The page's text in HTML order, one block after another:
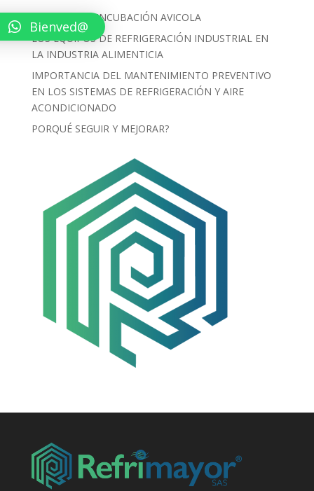
PROCESO DE INCUBACIÓN AVICOLA
LOS EQUIPOS DE REFRIGERACIÓN INDUSTRIAL EN
LA INDUSTRIA ALIMENTICIA
IMPORTANCIA DEL MANTENIMIENTO PREVENTIVO
EN LOS SISTEMAS DE REFRIGERACIÓN Y AIRE
ACONDICIONADO
PORQUÉ SEGUIR Y MEJORAR?
Bienved@